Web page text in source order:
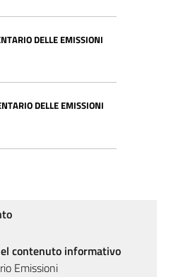
DELLE EMISSIONI
DELLE EMISSIONI
contenuto informativo
Emissioni